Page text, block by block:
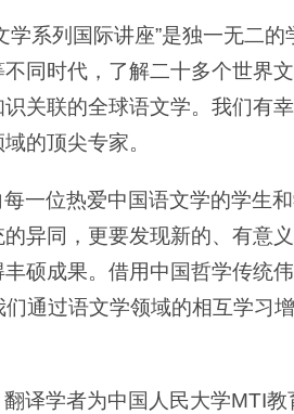
系列国际讲座”是独一无二
同时代，了解二十多个世界
关联的全球语文学。我们有
的顶尖专家。
一位热爱中国语文学的学生
异同，更要发现新的、有意
硕成果。借用中国哲学传统
们通过语文学领域的相互学习
译学者为中国人民大学MTI